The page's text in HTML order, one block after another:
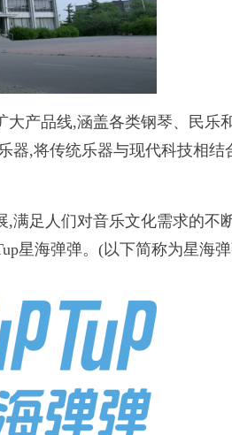
产品线,涵盖各类钢琴、民乐
器,将传统乐器与现代科技相结
足人们对音乐文化需求的不
星海弹弹。(以下简称为星海